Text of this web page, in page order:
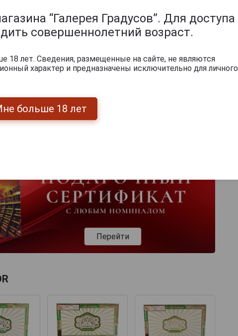
Перейти
“Галерея Градусов”. Для доступа
совершеннолетний возраст.
лет. Сведения, размещенные на сайте, не являются
характер и предназначены исключительно для личного
больше 18 лет